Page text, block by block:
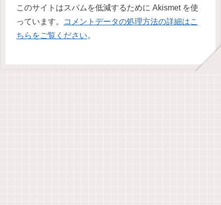
このサイトはスパムを低減するために Akismet を使
っています。
コメントデータの処理方法の詳細はこ
ちらをご覧ください。